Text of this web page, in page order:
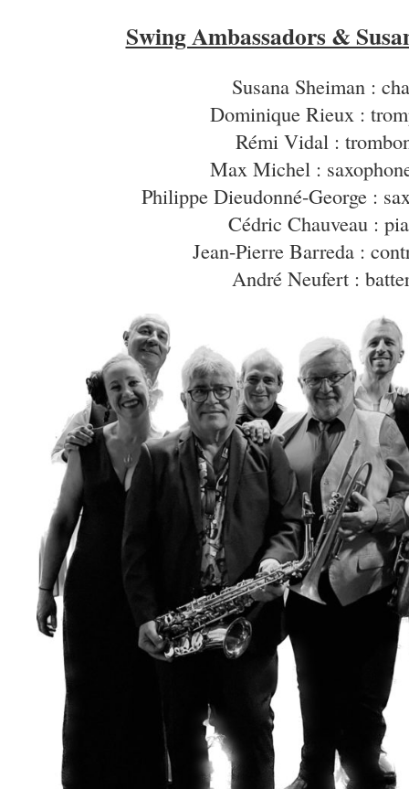
Swing Ambassadors &
Susana Sheiman :
Dominique Rieux :
Rémi Vidal :
Max Michel :
Philippe Dieudonné-George :
Cédric Chauveau :
Jean-Pierre Barreda :
André Neufert :